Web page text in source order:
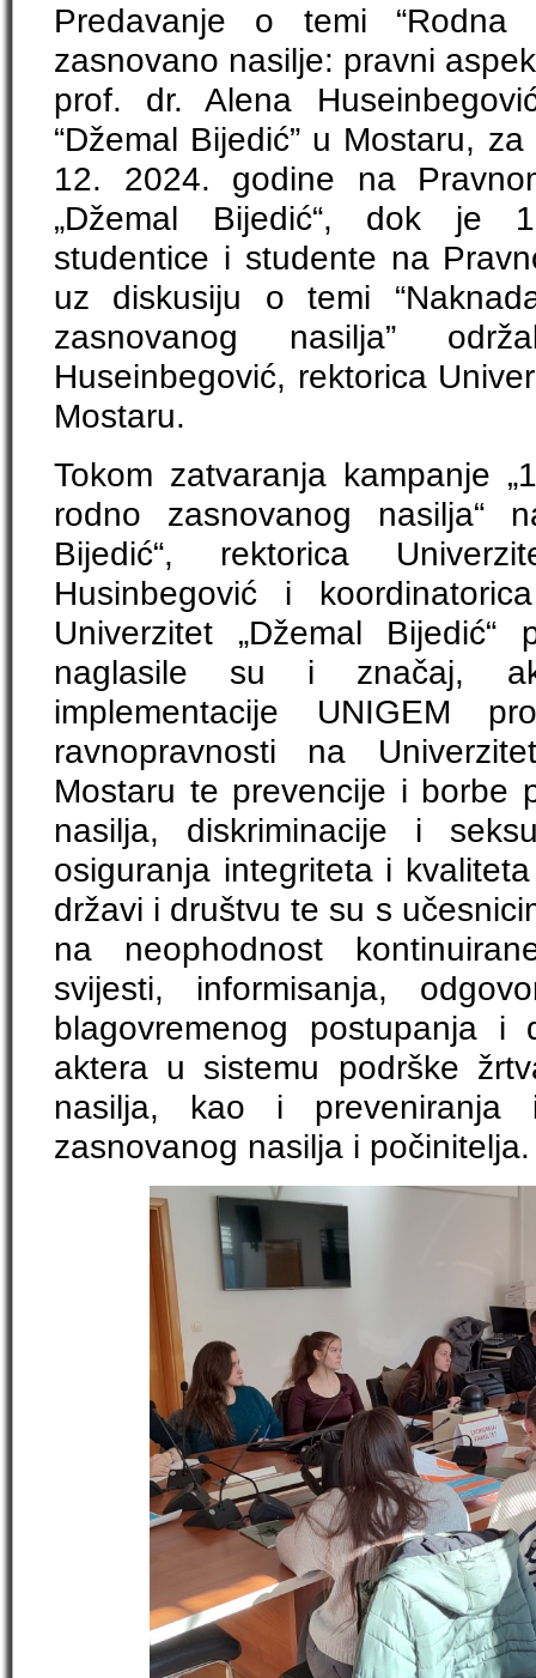
Predavanje o temi “Rodna
zasnovano nasilje: pravni
prof. dr. Alena
“Džemal Bijedić” u Mostaru,
12. 2024. godine na
„Džemal Bijedić“, dok je
studentice i studente na
uz diskusiju o temi
zasnovanog nasilja”
Huseinbegović, rektorica
Mostaru.
Tokom zatvaranja kampanje
rodno zasnovanog nasilja“
Bijedić“, rektorica
Husinbegović i
Univerzitet „Džemal
naglasile su i značaj,
implementacije UNIGEM
ravnopravnosti na
Mostaru te prevencije i borbe
nasilja, diskriminacije i
osiguranja integriteta i
državi i društvu te su s
na neophodnost
svijesti, informisanja,
blagovremenog postupanja i
aktera u sistemu podrške
nasilja, kao i preveniranja
zasnovanog nasilja i počinitelja.